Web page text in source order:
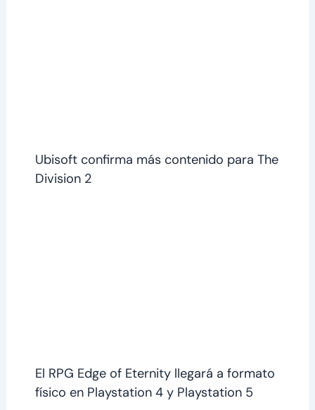
Ubisoft confirma más contenido para The
Division 2
El RPG Edge of Eternity llegará a formato
físico en Playstation 4 y Playstation 5